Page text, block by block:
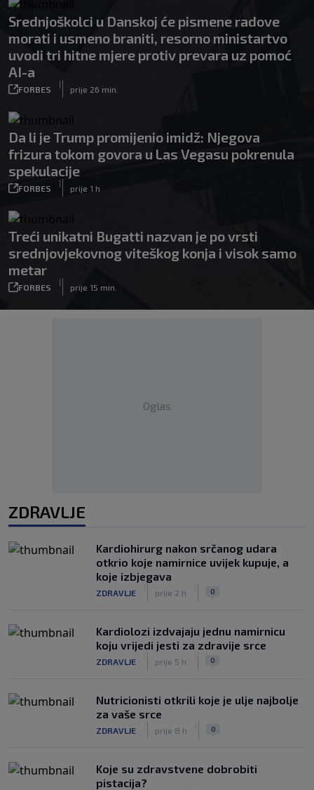
Srednjoškolci u Danskoj će pismene radove
morati i usmeno braniti, resorno ministartvo
uvodi tri hitne mjere protiv prevara uz pomoć
AI-a
FORBES
|
prije 26 min.
Da li je Trump promijenio imidž: Njegova
frizura tokom govora u Las Vegasu pokrenula
spekulacije
FORBES
|
prije 1 h
Treći unikatni Bugatti nazvan je po vrsti
srednjovjekovnog viteškog konja i visok samo
metar
FORBES
|
prije 15 min.
Oglas
ZDRAVLJE
Kardiohirurg nakon srčanog udara
otkrio koje namirnice uvijek kupuje, a
koje izbjegava
ZDRAVLJE prije 2 h 0
Kardiolozi izdvajaju jednu namirnicu
koju vrijedi jesti za zdravije srce
ZDRAVLJE prije 5 h 0
Nutricionisti otkrili koje je ulje najbolje
za vaše srce
ZDRAVLJE prije 8 h 0
Koje su zdravstvene dobrobiti
pistacija?